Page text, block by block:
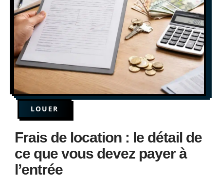
LOUER
Frais de location : le détail de
ce que vous devez payer à
l’entrée